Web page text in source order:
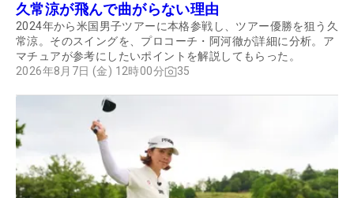
久常涼が飛んで曲がらない理由
2024年から米国男子ツアーに本格参戦し、ツアー優勝を狙う久
常涼。そのスイングを、プロコーチ・阿河徹が詳細に分析。ア
マチュアが参考にしたいポイントを解説してもらった。
2026年8月7日 (金) 12時00分
35